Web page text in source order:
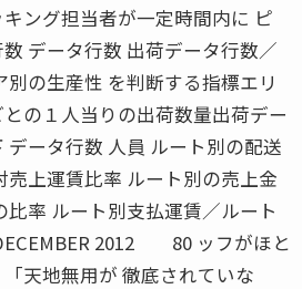
ング担当者が一定時間内に ピ
データ行数 出荷データ行数／
別の生産性 を判断する指標エリ
の１人当りの出荷数量出荷デー
ータ行数 人員 ルート別の配送
上運賃比率 ルート別の売上金
率 ルート別支払運賃／ルート
2012 80 ッフがほと
天地無用が 徹底されていな